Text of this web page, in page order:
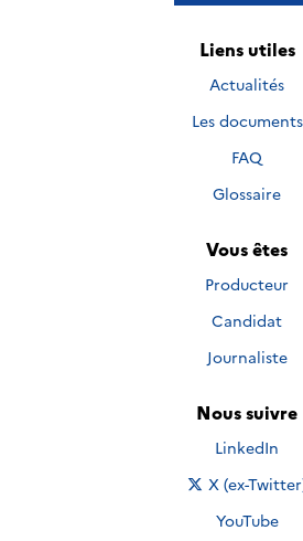
Liens utiles
Actualités
Les documents
FAQ
Glossaire
Vous êtes
Producteur
Candidat
Journaliste
Nous suivre
Nous suivre
LinkedIn
Nous suivre
X (ex-
Nous suivre
YouTube